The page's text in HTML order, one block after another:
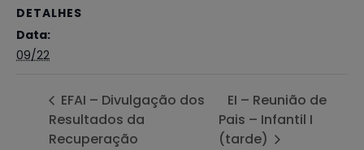
DETALHES
Data:
09/22
EFAI – Divulgação dos
Resultados da
Recuperação
EI – Reunião de
Pais – Infantil I
(tarde)